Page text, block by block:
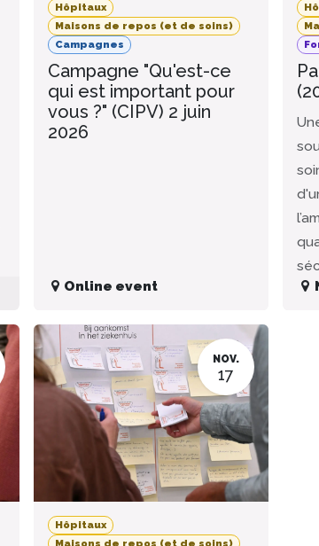
Hôpitaux
Maisons de repos (et de soins)
Campagnes
Campagne "Qu'est-ce
qui est important pour
vous ?" (CIPV) 2 juin
2026
Online event
NOV.
17
Hôpitaux
Maisons de repos (et de soins)